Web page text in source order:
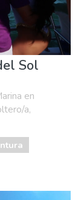
Sol
en
a,